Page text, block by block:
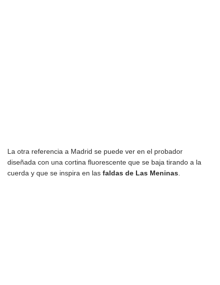
La otra referencia a Madrid se puede ver en el probador
diseñada con una cortina fluorescente que se baja tirando a la
cuerda y que se inspira en las faldas de Las Meninas